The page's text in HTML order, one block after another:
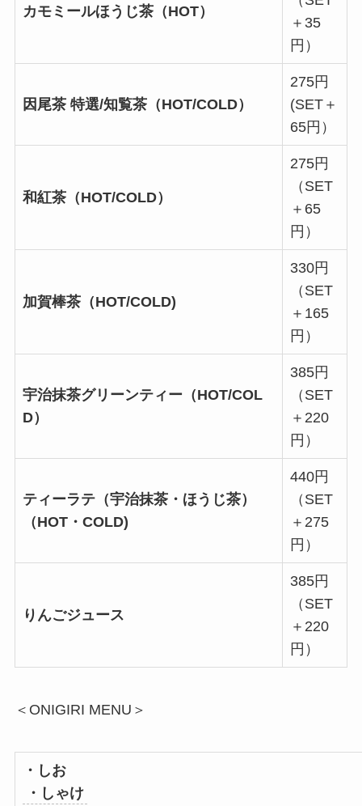
カモミールほうじ茶（HOT）
＋35
円）
因尾茶 特選/知覧茶（HOT/COLD）
275円
(SET＋
65円）
和紅茶（HOT/COLD）
275円
（SET
＋65
円）
加賀棒茶（HOT/COLD)
330円
（SET
＋165
円）
宇治抹茶グリーンティー（HOT/COL
D）
385円
（SET
＋220
円）
ティーラテ（宇治抹茶・ほうじ茶）
（HOT・COLD)
440円
（SET
＋275
円）
りんごジュース
385円
（SET
＋220
円）
＜ONIGIRI MENU＞
・しお
・しゃけ